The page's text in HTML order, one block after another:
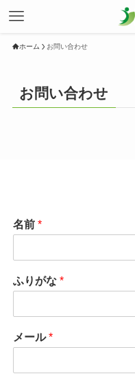
ホーム お問い合わせ
お問い合わせ
名前 *
ふりがな *
メール*